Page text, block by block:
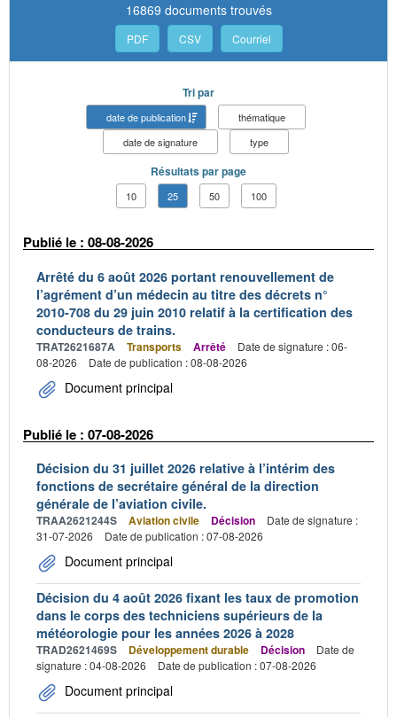
16869 documents trouvés
PDF CSV Courriel
Tri par
date de publication
thématique
date de signature
type
Résultats par page
10 25 50 100
Publié le : 08-08-2026
Arrêté du 6 août 2026 portant renouvellement de
l’agrément d’un médecin au titre des décrets n°
2010-708 du 29 juin 2010 relatif à la certification des
conducteurs de trains.
TRAT2621687A Transports Arrêté
Date de signature : 06-
08-2026
Date de publication : 08-08-2026
Document principal
Publié le : 07-08-2026
Décision du 31 juillet 2026 relative à l’intérim des
fonctions de secrétaire général de la direction
générale de l’aviation civile.
TRAA2621244S Aviation civile Décision
Date de signature :
31-07-2026
Date de publication : 07-08-2026
Document principal
Décision du 4 août 2026 fixant les taux de promotion
dans le corps des techniciens supérieurs de la
météorologie pour les années 2026 à 2028
TRAD2621469S Développement durable Décision
Date de
signature : 04-08-2026
Date de publication : 07-08-2026
Document principal